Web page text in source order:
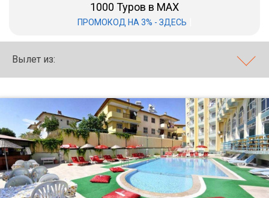
1000 Туров в MAX
ПРОМОКОД НА 3% - ЗДЕСЬ
Вылет из:
Северный Гоа
Абхазия
Большой Сочи
Кав Мин Воды